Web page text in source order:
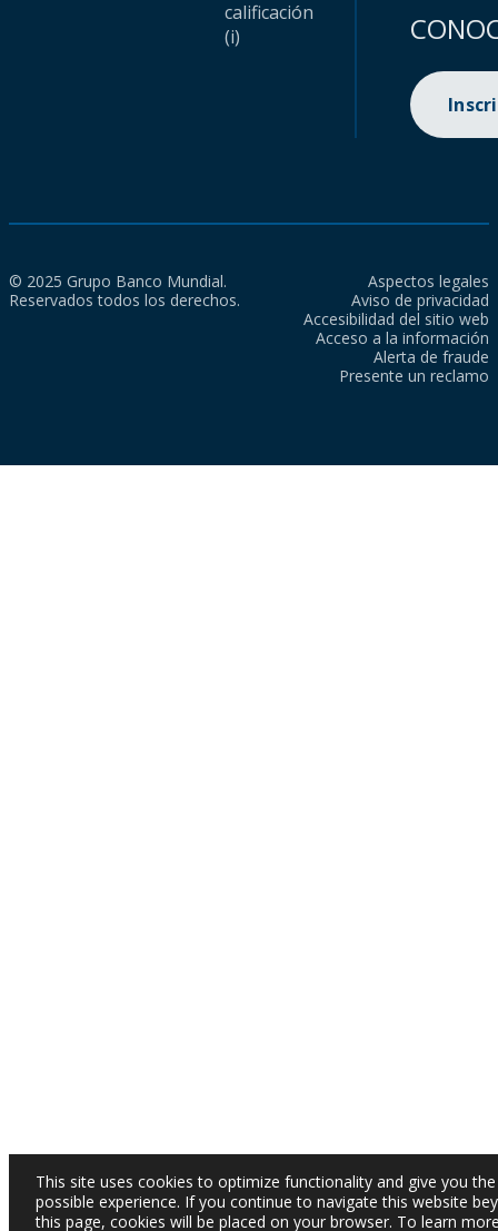
calificación
(i)
© 2025 Grupo Banco Mundial.
Reservados todos los derechos.
Aspectos legales
Aviso de privacidad
Accesibilidad del sitio web
Acceso a la información
Alerta de fraude
Presente un reclamo
This site uses cookies to optimize functionality and give you
possible experience. If you continue to navigate this website
this page, cookies will be placed on your browser. To learn